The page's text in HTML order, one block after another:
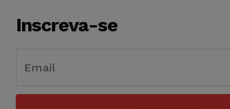
Inscreva-se